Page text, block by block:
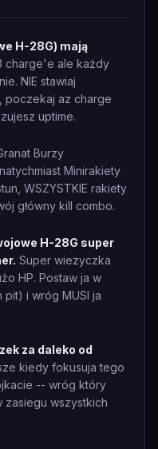
H-28G) mają
charge'e ale każdy
NIE stawiaj
poczekaj az charge
uptime.
Burzy
Minirakiety
WSZYSTKIE rakiety
główny kill combo.
H-28G super
Super wiezyczka
HP. Postaw ja w
i wróg MUSI ja
za daleko od
kiedy fokusuja tego
-- wróg który
zasiegu wszystkich